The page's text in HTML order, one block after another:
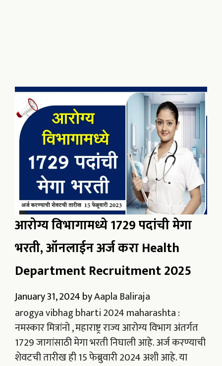
आरोग्य विभागामध्ये 1729 पदांची मेगा
भरती, ऑनलाईन अर्ज करा Health
Department Recruitment 2025
January 31, 2024byAapla Baliraja
arogya vibhag bharti 2024 maharashta :
नमस्कार मित्रांनो , महाराष्ट्र राज्य आरोग्य विभाग अंतर्गत
1729 जागांसाठी मेगा भरती निघाली आहे. अर्ज करण्याची
शेवटची तारीख ही 15 फेब्रुवारी 2024 अशी आहे. या